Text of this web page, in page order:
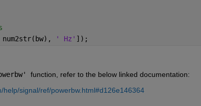
' Hz' ]);
function, refer to the below linked documentation:
help/signal/ref/powerbw.html#d126e146364